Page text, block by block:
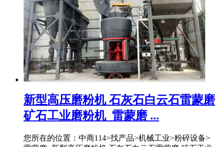
新型高压磨粉机 石灰石白云石雷蒙磨
矿石工业磨粉机_雷蒙磨 ...
您所在的位置：中商114>找产品>机械工业>粉碎设备>